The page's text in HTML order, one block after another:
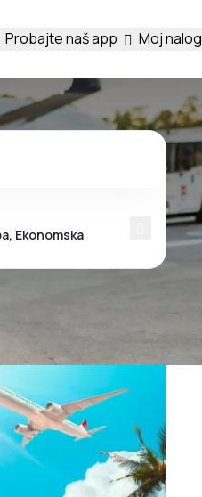
Probajte naš app Moj nalog